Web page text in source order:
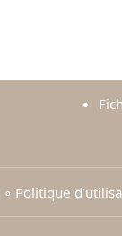
∘ Politique